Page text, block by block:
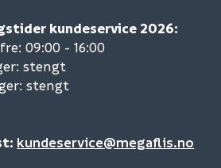
kundeservice 2026:
09:00 - 16:00
stengt
stengt
kundeservice@megaflis.no